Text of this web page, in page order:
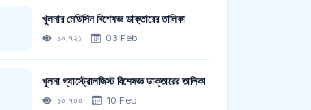
খুলনার মেডিসিন বিশেষজ্ঞ ডাক্তারের তালিকা
১০,৭২১ 03 Feb
খুলনা গ্যাস্ট্রোলজিস্ট বিশেষজ্ঞ ডাক্তারের তালিকা
১০,৭০০ 10 Feb